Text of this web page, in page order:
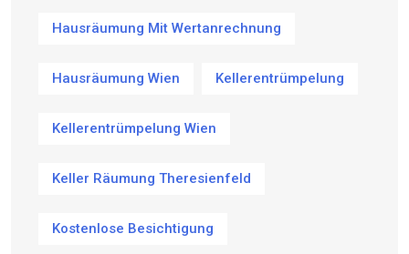
Hausräumung Mit Wertanrechnung
Hausräumung Wien Kellerentrümpelung
Kellerentrümpelung Wien
Keller Räumung Theresienfeld
Kostenlose Besichtigung